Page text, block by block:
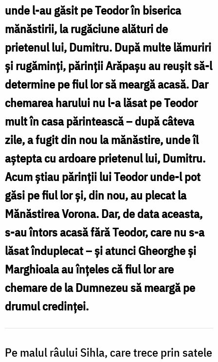
Botoşani/
Bogdan
Zamfirescu
unde l-au găsit pe Teodor în biserica
mănăstirii, la rugăciune alături de
prietenul lui, Dumitru. După multe lămuriri
şi rugăminţi, părinţii Arăpaşu au reuşit să-l
determine pe fiul lor să meargă acasă. Dar
chemarea harului nu l-a lăsat pe Teodor
mult în casa părintească – după câteva
zile, a fugit din nou la mănăstire, unde îl
aştepta cu ardoare prietenul lui, Dumitru.
Acum ştiau părinţii lui Teodor unde-l pot
găsi pe fiul lor şi, din nou, au plecat la
Mănăstirea Vorona. Dar, de data aceasta,
s-au întors acasă fără Teodor, care nu s-a
lăsat înduplecat – şi atunci Gheorghe şi
Marghioala au înţeles că fiul lor are
chemare de la Dumnezeu să meargă pe
drumul credinţei.
Pe malul râului Sihla, care trece prin satele